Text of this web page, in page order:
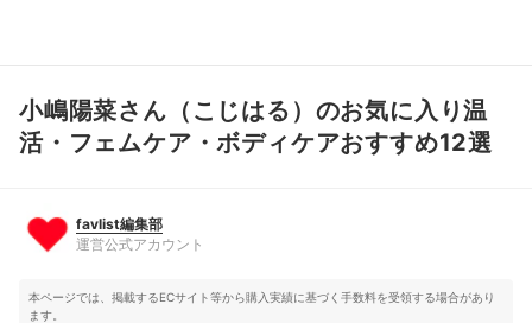
favlist編集部
運営公式アカウント
小嶋陽菜さん（こじはる）のお気に入り温
活・フェムケア・ボディケアおすすめ12選
favlist編集部
運営公式アカウント
本ページでは、掲載するECサイト等から購入実績に基づく手数料を受領する場合があり
ます。